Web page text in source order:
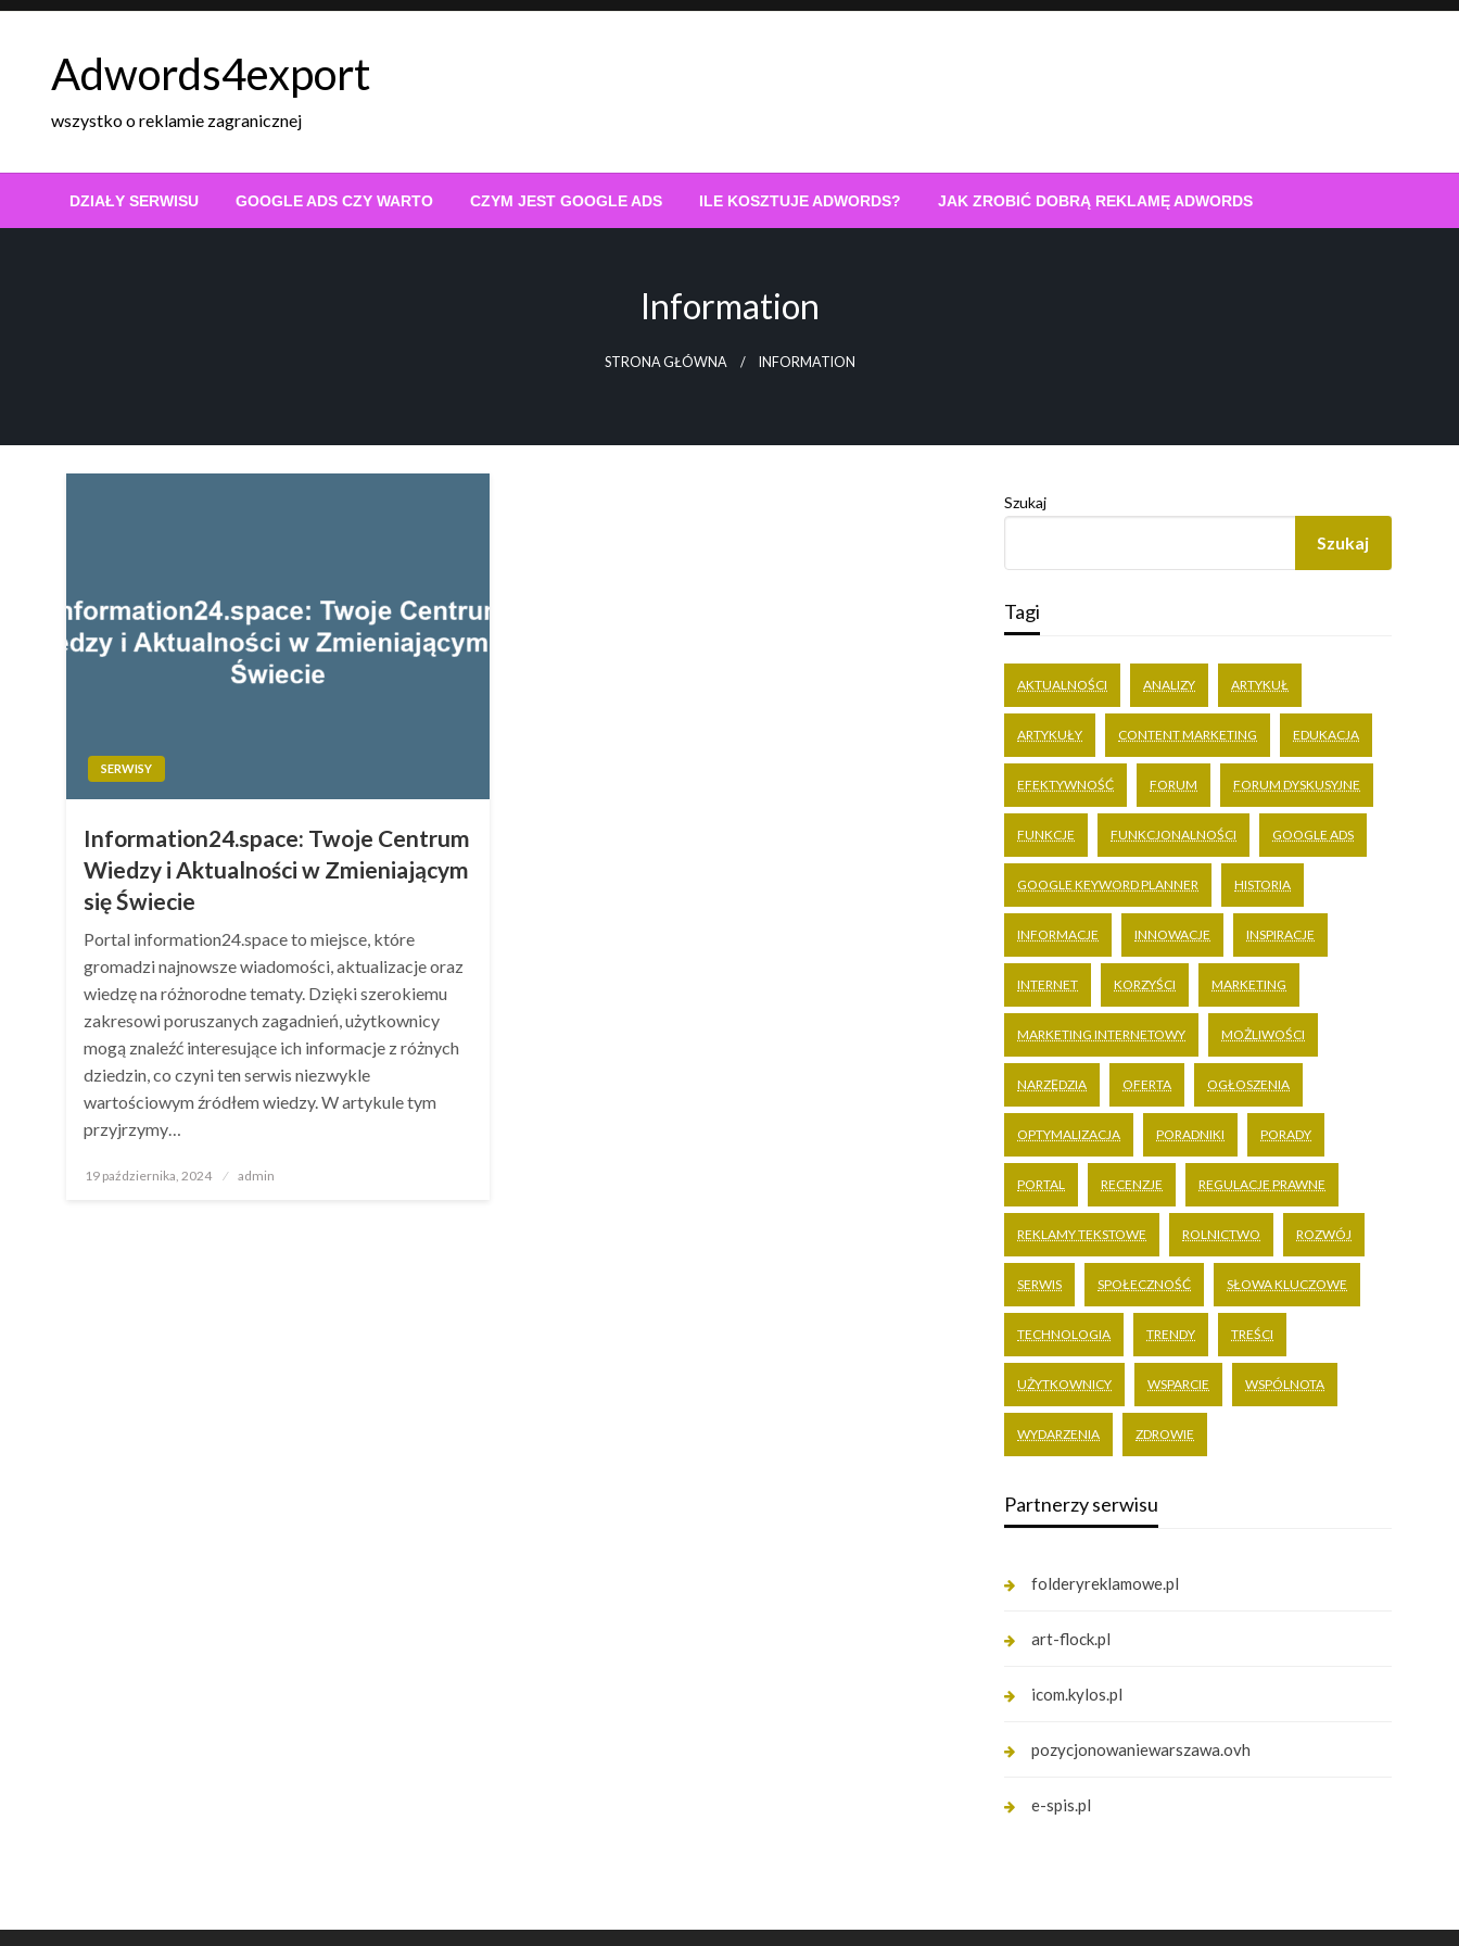
Skip
Adwords4export
wszystko o reklamie zagranicznej
DZIAŁY SERWISU GOOGLE ADS CZY WARTO CZYM JEST GOOGLE ADS ILE KOSZTUJE ADWORDS? JAK ZROBIĆ DOBRĄ REKLAMĘ ADWORDS
Information
STRONA GŁÓWNA INFORMATION
SERWISY
Information24.space: Twoje Centrum
Wiedzy i Aktualności w Zmieniającym
się Świecie
Portal information24.space to miejsce, które
gromadzi najnowsze wiadomości, aktualizacje oraz
wiedzę na różnorodne tematy. Dzięki szerokiemu
zakresowi poruszanych zagadnień, użytkownicy
mogą znaleźć interesujące ich informacje z różnych
dziedzin, co czyni ten serwis niezwykle
wartościowym źródłem wiedzy. W artykule tym
przyjrzymy…
Opublikowane
19 października, 2024 admin
Szukaj
Szukaj
Tagi
AKTUALNOŚCI ANALIZY ARTYKUŁ
ARTYKUŁY CONTENT MARKETING EDUKACJA
EFEKTYWNOŚĆ FORUM FORUM DYSKUSYJNE
FUNKCJE FUNKCJONALNOŚCI GOOGLE ADS
GOOGLE KEYWORD PLANNER HISTORIA
INFORMACJE INNOWACJE INSPIRACJE
INTERNET KORZYŚCI MARKETING
MARKETING INTERNETOWY MOŻLIWOŚCI
NARZĘDZIA OFERTA OGŁOSZENIA
OPTYMALIZACJA PORADNIKI PORADY
PORTAL RECENZJE REGULACJE PRAWNE
REKLAMY TEKSTOWE ROLNICTWO ROZWÓJ
SERWIS SPOŁECZNOŚĆ SŁOWA KLUCZOWE
TECHNOLOGIA TRENDY TREŚCI
UŻYTKOWNICY WSPARCIE WSPÓLNOTA
WYDARZENIA ZDROWIE
Partnerzy serwisu
folderyreklamowe.pl
art-flock.pl
icom.kylos.pl
pozycjonowaniewarszawa.ovh
e-spis.pl